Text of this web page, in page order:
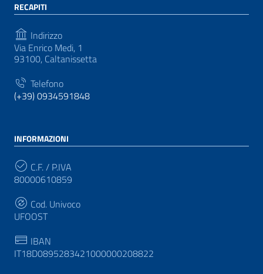
RECAPITI
Indirizzo
Via Enrico Medi, 1
93100, Caltanissetta
Telefono
(+39) 0934591848
INFORMAZIONI
C.F. / P.IVA
80000610859
Cod. Univoco
UFOOST
IBAN
IT18D0895283421000000208822